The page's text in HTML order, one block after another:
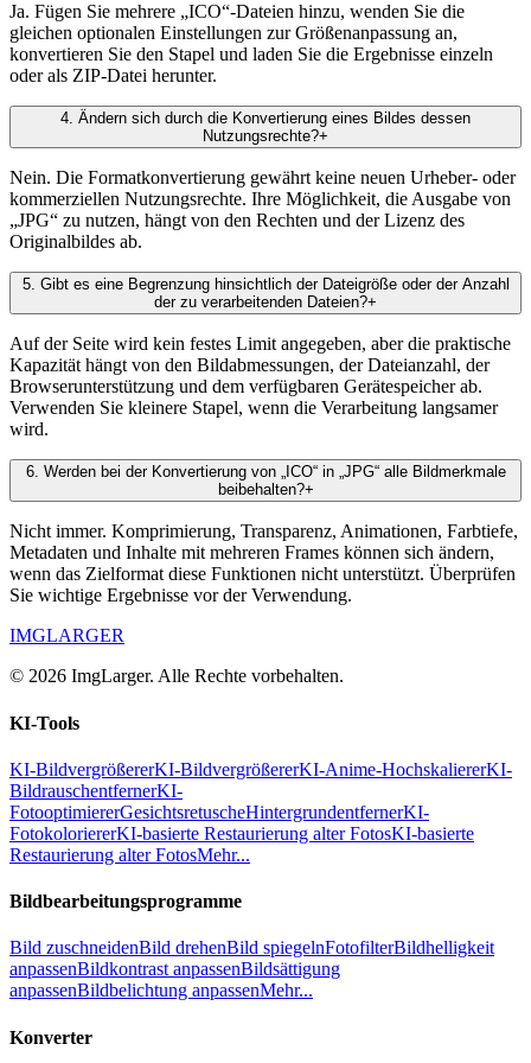
Ja. Fügen Sie mehrere „ICO“-Dateien hinzu, wenden Sie die
gleichen optionalen Einstellungen zur Größenanpassung an,
konvertieren Sie den Stapel und laden Sie die Ergebnisse einzeln
oder als ZIP-Datei herunter.
4. Ändern sich durch die Konvertierung eines Bildes dessen
Nutzungsrechte?+
Nein. Die Formatkonvertierung gewährt keine neuen Urheber- oder
kommerziellen Nutzungsrechte. Ihre Möglichkeit, die Ausgabe von
„JPG“ zu nutzen, hängt von den Rechten und der Lizenz des
Originalbildes ab.
5. Gibt es eine Begrenzung hinsichtlich der Dateigröße oder der Anzahl
der zu verarbeitenden Dateien?+
Auf der Seite wird kein festes Limit angegeben, aber die praktische
Kapazität hängt von den Bildabmessungen, der Dateianzahl, der
Browserunterstützung und dem verfügbaren Gerätespeicher ab.
Verwenden Sie kleinere Stapel, wenn die Verarbeitung langsamer
wird.
6. Werden bei der Konvertierung von „ICO“ in „JPG“ alle Bildmerkmale
beibehalten?+
Nicht immer. Komprimierung, Transparenz, Animationen, Farbtiefe,
Metadaten und Inhalte mit mehreren Frames können sich ändern,
wenn das Zielformat diese Funktionen nicht unterstützt. Überprüfen
Sie wichtige Ergebnisse vor der Verwendung.
IMGLARGER
© 2026 ImgLarger. Alle Rechte vorbehalten.
KI-Tools
KI-BildvergrößererKI-BildvergrößererKI-Anime-HochskaliererKI-
BildrauschentfernerKI-
FotooptimiererGesichtsretuscheHintergrundentfernerKI-
FotokoloriererKI-basierte Restaurierung alter FotosKI-basierte
Restaurierung alter FotosMehr...
Bildbearbeitungsprogramme
Bild zuschneidenBild drehenBild spiegelnFotofilterBildhelligkeit
anpassenBildkontrast anpassenBildsättigung
anpassenBildbelichtung anpassenMehr...
Konverter